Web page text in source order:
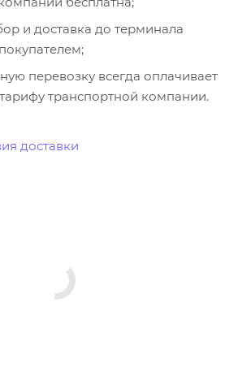
и доставка до терминала
перевозку всегда оплачивает
транспортной компании.
доставки